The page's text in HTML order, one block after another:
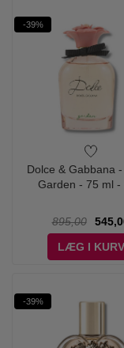
-39%
Dolce & Gabbana
Garden - 75 ml -
895,00
LÆG I KURV
-39%